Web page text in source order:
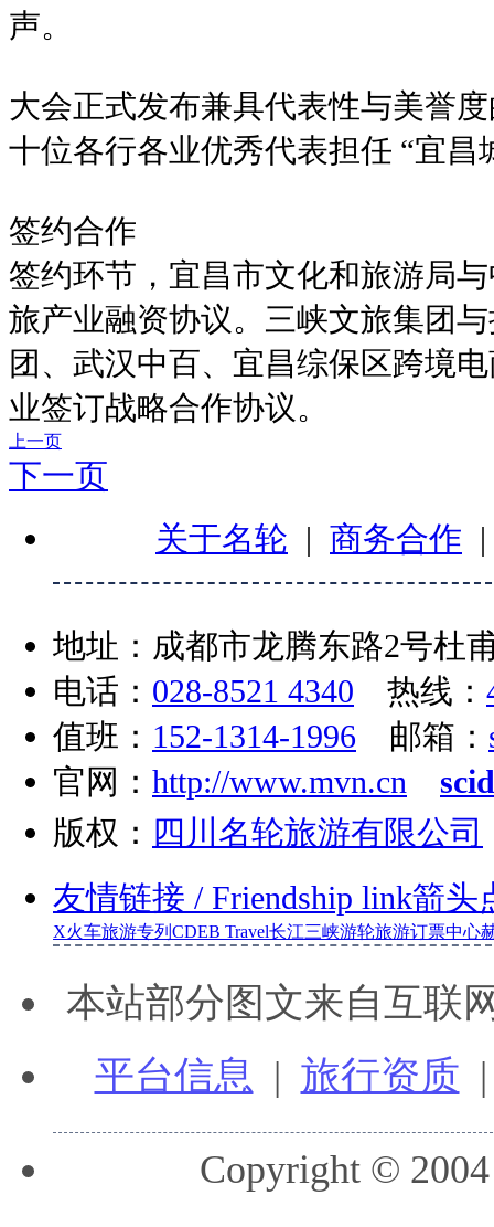
声。
大会正式发布兼具代表性与美誉
十位各行各业优秀代表担任 “宜昌
签约合作
签约环节，宜昌市文化和旅游局
旅产业融资协议。三峡文旅集团
团、武汉中百、宜昌综保区跨境
业签订战略合作协议。
上一页
下一页
关于名轮 | 商务合作
地址：成都市龙腾东路2号杜
电话： 028-8521 4340 热线：
值班： 152-1314-1996 邮箱：
官网： http://www.mvn.cn
版权： 四川名轮旅游有限公司
友情链接 / Friendship link箭头
X火车旅游专列 CDEB Travel长江三峡游轮旅游订票中心
本站部分图文来自互联
平台信息 | 旅行资质
Copyright ©